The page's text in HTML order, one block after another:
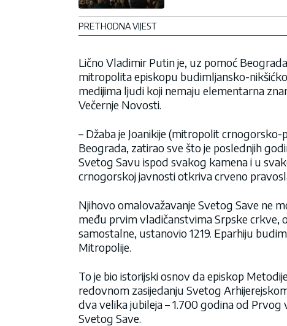
PRETHODNA VIJEST
Lično Vladimir Putin je, uz pomoć
mitropolita episkopu budimljansko-
medijima ljudi koji nemaju elementarna
Večernje Novosti.
– Džaba je Joanikije (mitropolit
Beograda, zatirao sve što je poslednjih
Svetog Savu ispod svakog kamena i u
crnogorskoj javnosti otkriva crveno
Njihovo omalovažavanje Svetog Save ne
među prvim vladičanstvima Srpske crkve,
samostalne, ustanovio 1219. Eparhiju
Mitropolije.
To je bio istorijski osnov da episkop
redovnom zasijedanju Svetog
dva velika jubileja – 1.700 godina od
Svetog Save.